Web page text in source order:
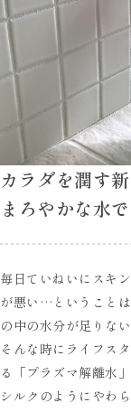
カラダを潤す
まろやかな水
毎日ていねいにスキ
が悪い…ということ
の中の水分が足りな
そんな時にライフス
る「プラズマ解離水」
シルクのようにやわ